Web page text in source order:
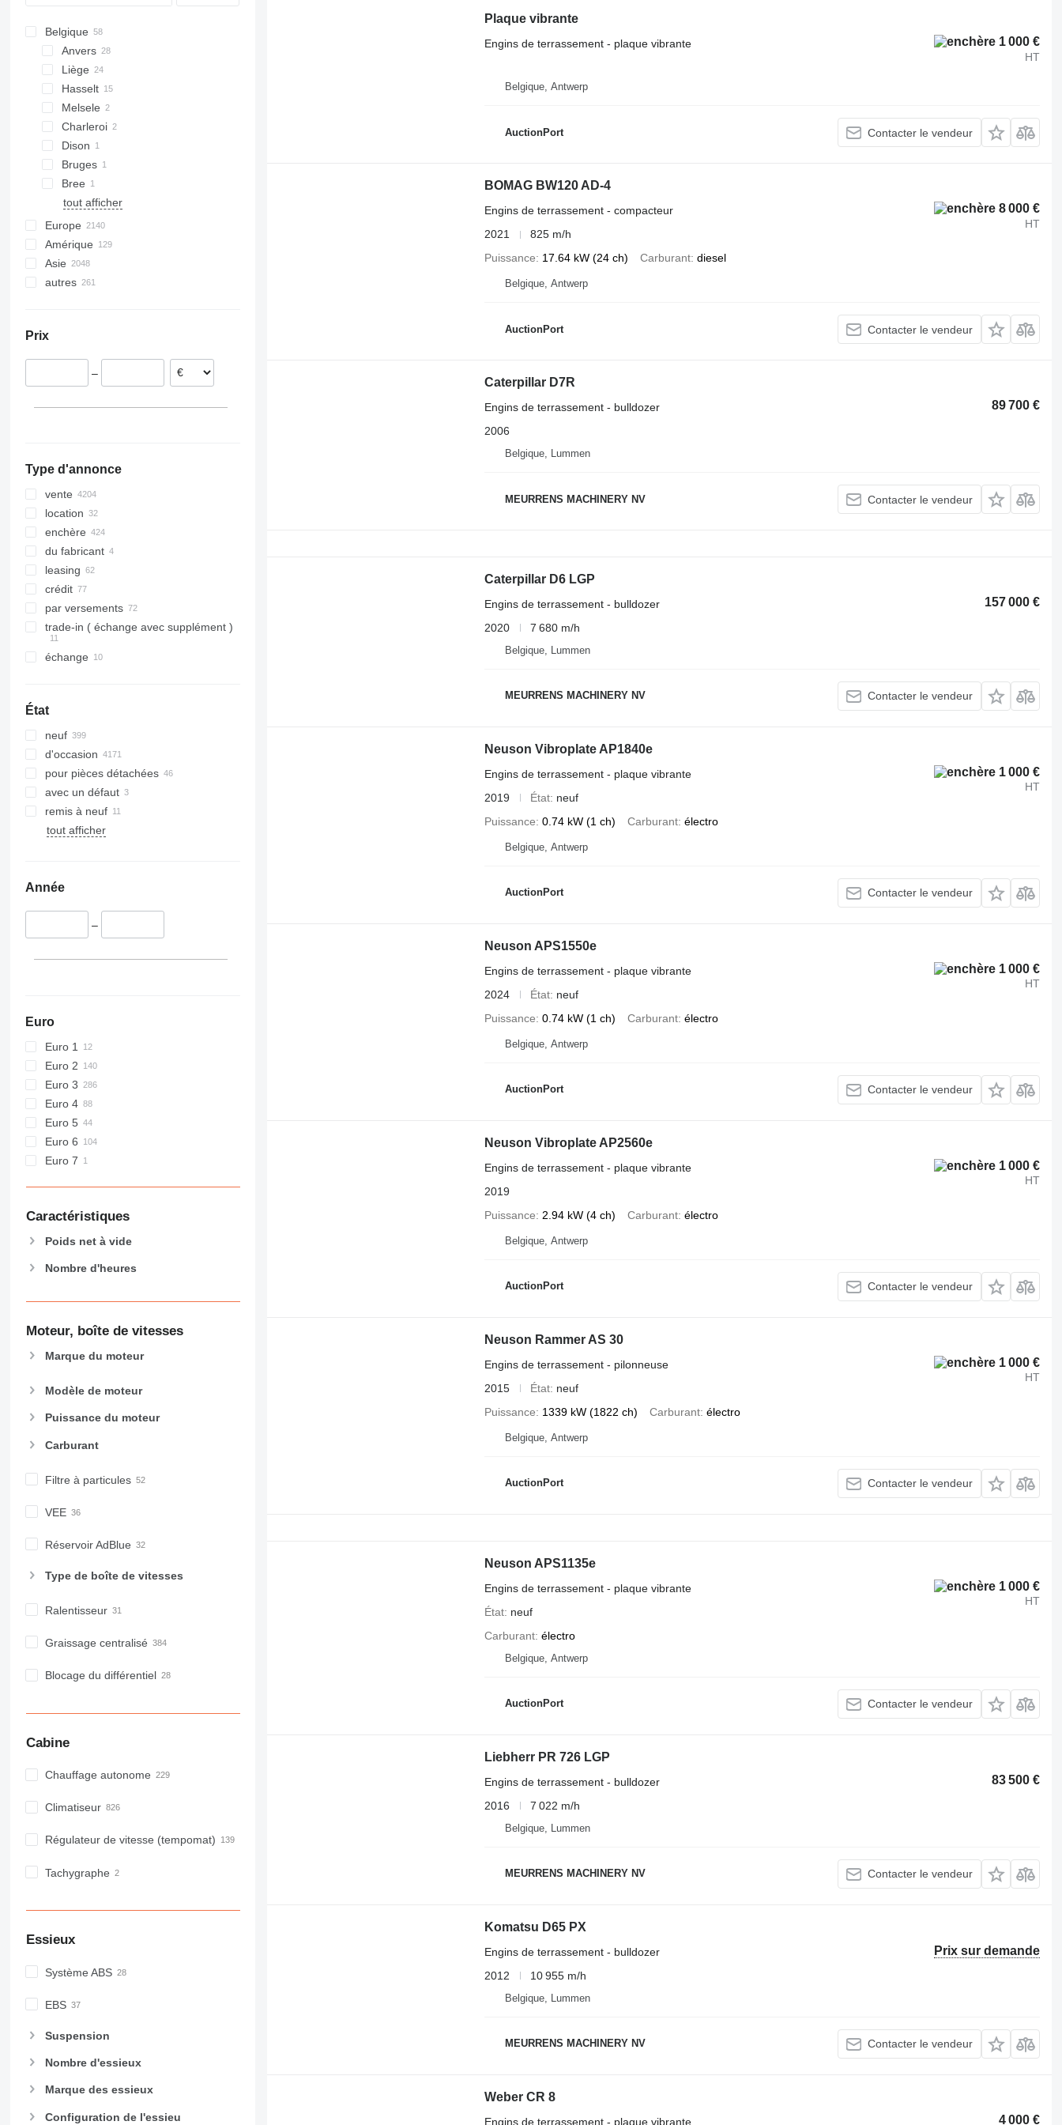
D series
GC
M-series
Belgique
Anvers
Liège
Hasselt
Melsele
Charleroi
Dison
Bruges
Bree
tout afficher
Europe
Pays-Bas
Allemagne
Pologne
France
Lituanie
Amérique
Mexique
États-Unis
Asie
Chine
Géorgie
Arabie saoudite
autres
Colombie
Pérou
Prix
–
Type d'annonce
vente
location
enchère
du fabricant
leasing
crédit
par versements
trade-in ( échange avec supplément )
échange
État
neuf
d'occasion
pour pièces détachées
avec un défaut
remis à neuf
tout afficher
Année
–
Euro
Euro 1
Euro 2
Euro 3
Euro 4
Euro 5
Euro 6
Euro 7
Caractéristiques
Poids net à vide
Nombre d'heures
Moteur, boîte de vitesses
Marque du moteur
Modèle de moteur
Puissance du moteur
Carburant
Filtre à particules
VEE
Réservoir AdBlue
Type de boîte de vitesses
Ralentisseur
Graissage centralisé
Blocage du différentiel
Cabine
Chauffage autonome
Climatiseur
Régulateur de vitesse (tempomat)
Tachygraphe
Essieux
Système ABS
EBS
Suspension
Nombre d'essieux
Marque des essieux
Configuration de l'essieu
Plaque vibrante
1 000 €
HT
Engins de terrassement - plaque vibrante
Belgique, Antwerp
AuctionPort Contacter le vendeur
BOMAG BW120 AD-4
8 000 €
HT
Engins de terrassement - compacteur
2021
825 m/h
Puissance
17.64 kW (24 ch) Carburant diesel
Belgique, Antwerp
AuctionPort Contacter le vendeur
Caterpillar D7R
89 700 €
Engins de terrassement - bulldozer
2006
Belgique, Lummen
MEURRENS MACHINERY NV Contacter le vendeur
Caterpillar D6 LGP
157 000 €
Engins de terrassement - bulldozer
2020
7 680 m/h
Belgique, Lummen
MEURRENS MACHINERY NV Contacter le vendeur
Neuson Vibroplate AP1840e
1 000 €
HT
Engins de terrassement - plaque vibrante
2019
État neuf
Puissance 0.74 kW (1 ch) Carburant électro
Belgique, Antwerp
AuctionPort Contacter le vendeur
Neuson APS1550e
1 000 €
HT
Engins de terrassement - plaque vibrante
2024
État neuf
Puissance 0.74 kW (1 ch) Carburant électro
Belgique, Antwerp
AuctionPort Contacter le vendeur
Neuson Vibroplate AP2560e
1 000 €
HT
Engins de terrassement - plaque vibrante
2019
Puissance
2.94 kW (4 ch) Carburant électro
Belgique, Antwerp
AuctionPort Contacter le vendeur
Neuson Rammer AS 30
1 000 €
HT
Engins de terrassement - pilonneuse
2015
État neuf
Puissance
1339 kW (1822 ch) Carburant électro
Belgique, Antwerp
AuctionPort Contacter le vendeur
Neuson APS1135e
1 000 €
HT
Engins de terrassement - plaque vibrante
État neuf
Carburant électro
Belgique, Antwerp
AuctionPort Contacter le vendeur
Liebherr PR 726 LGP
83 500 €
Engins de terrassement - bulldozer
2016
7 022 m/h
Belgique, Lummen
MEURRENS MACHINERY NV Contacter le vendeur
Komatsu D65 PX
Prix sur demande
Engins de terrassement - bulldozer
2012
10 955 m/h
Belgique, Lummen
MEURRENS MACHINERY NV Contacter le vendeur
Weber CR 8
4 000 €
Engins de terrassement - plaque vibrante